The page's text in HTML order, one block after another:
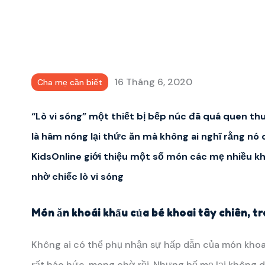
Cha mẹ cần biết 16 Tháng 6, 2020
“Lò vi sóng” một thiết bị bếp núc đã quá quen
là hâm nóng lại thức ăn mà không ai nghĩ rằng
KidsOnline giới thiệu một số món các mẹ nhiều
nhờ chiếc lò vi sóng
Món ăn khoái khẩu của bé khoai tây chiên,
Không ai có thể phụ nhận sự hấp dẫn của món